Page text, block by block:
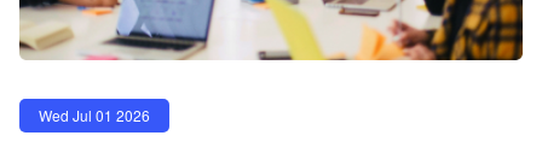
Wed Jul 01 2026